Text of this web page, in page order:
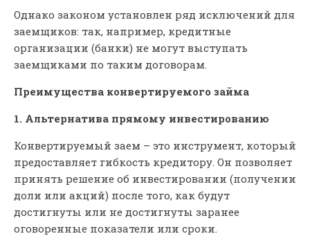
Однако законом установлен ряд исключений для
заемщиков: так, например, кредитные
организации (банки) не могут выступать
заемщиками по таким договорам.
Преимущества конвертируемого займа
1. Альтернатива прямому инвестированию
Конвертируемый заем – это инструмент, который
предоставляет гибкость кредитору. Он позволяет
принять решение об инвестировании (получении
доли или акций) после того, как будут
достигнуты или не достигнуты заранее
оговоренные показатели или сроки.